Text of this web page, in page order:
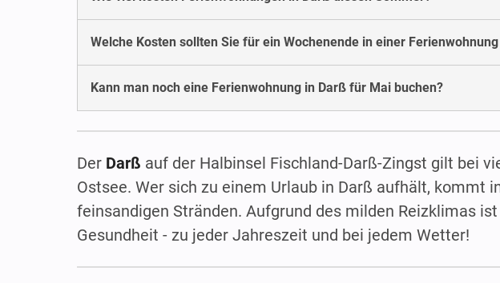
Welche Kosten sollten Sie für ein Wochenende in einer
Kann man noch eine Ferienwohnung in Darß für Mai buchen?
Der Darß auf der Halbinsel Fischland-Darß-Zingst gilt bei
Ostsee. Wer sich zu einem Urlaub in Darß aufhält, kommt
feinsandigen Stränden. Aufgrund des milden Reizklimas
Gesundheit - zu jeder Jahreszeit und bei jedem Wetter!